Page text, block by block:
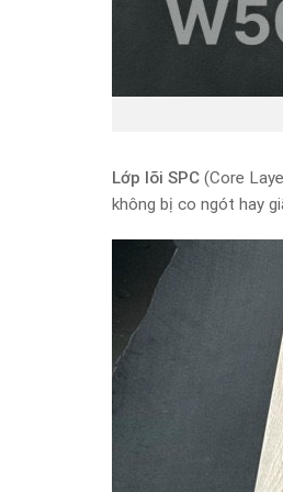
Lớp lõi SPC (Core
không bị co ngót hay